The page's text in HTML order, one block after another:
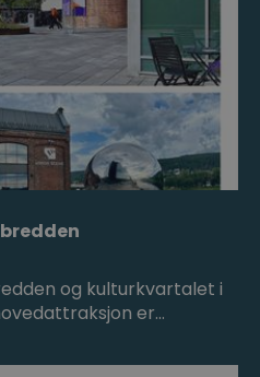
og kulturkvartalet i
er…